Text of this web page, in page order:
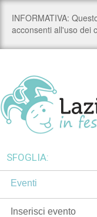
SFOGLIA:
Eventi
Inserisci evento